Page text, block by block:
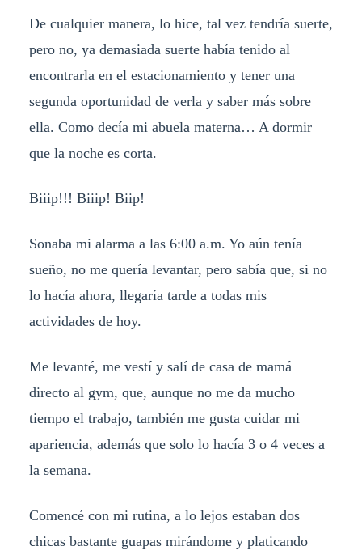
De cualquier manera, lo hice, tal vez tendría suerte,
pero no, ya demasiada suerte había tenido al
encontrarla en el estacionamiento y tener una
segunda oportunidad de verla y saber más sobre
ella. Como decía mi abuela materna… A dormir
que la noche es corta.
Biiip!!! Biiip! Biip!
Sonaba mi alarma a las 6:00 a.m. Yo aún tenía
sueño, no me quería levantar, pero sabía que, si no
lo hacía ahora, llegaría tarde a todas mis
actividades de hoy.
Me levanté, me vestí y salí de casa de mamá
directo al gym, que, aunque no me da mucho
tiempo el trabajo, también me gusta cuidar mi
apariencia, además que solo lo hacía 3 o 4 veces a
la semana.
Comencé con mi rutina, a lo lejos estaban dos
chicas bastante guapas mirándome y platicando